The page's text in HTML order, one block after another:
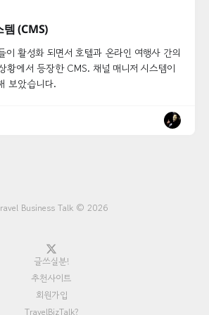
(CMS)
이 활성화 되면서 호텔과 온라인 여행사 간의
황에서 등장한 CMS. 채널 매니저 시스템이
보았습니다.
Business Talk © 2026
글쓰실분!
추천사이트
회원가입
TravelBizTalk?